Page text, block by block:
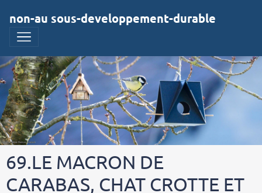
non-au sous-developpement-durable
69.LE MACRON DE
CARABAS, CHAT CROTTE ET